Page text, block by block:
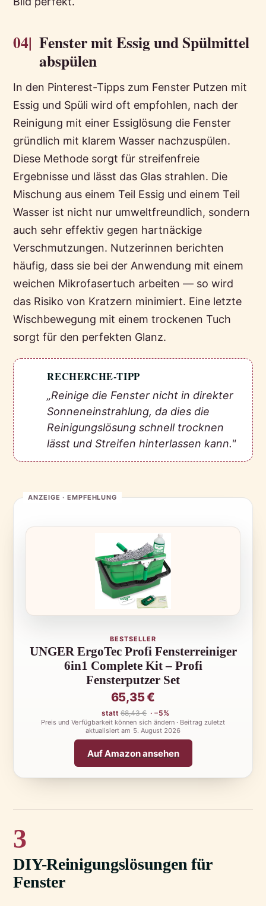
04| Fenster mit Essig und Spülmittel
abspülen
In den Pinterest-Tipps zum Fenster Putzen mit
Essig und Spüli wird oft empfohlen, nach der
Reinigung mit einer Essiglösung die Fenster
gründlich mit klarem Wasser nachzuspülen.
Diese Methode sorgt für streifenfreie
Ergebnisse und lässt das Glas strahlen. Die
Mischung aus einem Teil Essig und einem Teil
Wasser ist nicht nur umweltfreundlich, sondern
auch sehr effektiv gegen hartnäckige
Verschmutzungen. Nutzerinnen berichten
häufig, dass sie bei der Anwendung mit einem
weichen Mikrofasertuch arbeiten — so wird
das Risiko von Kratzern minimiert. Eine letzte
Wischbewegung mit einem trockenen Tuch
sorgt für den perfekten Glanz.
RECHERCHE-TIPP
„Reinige die Fenster nicht in direkter
Sonneneinstrahlung, da dies die
Reinigungslösung schnell trocknen
lässt und Streifen hinterlassen kann."
BESTSELLER
UNGER ErgoTec Profi Fensterreiniger
6in1 Complete Kit – Profi
Fensterputzer Set
65,35 €
statt 68,43 € · −5%
Preis und Verfügbarkeit können sich ändern · Beitrag zuletzt
aktualisiert am 5. August 2026
Auf Amazon ansehen
3
DIY-Reinigungslösungen für
Fenster